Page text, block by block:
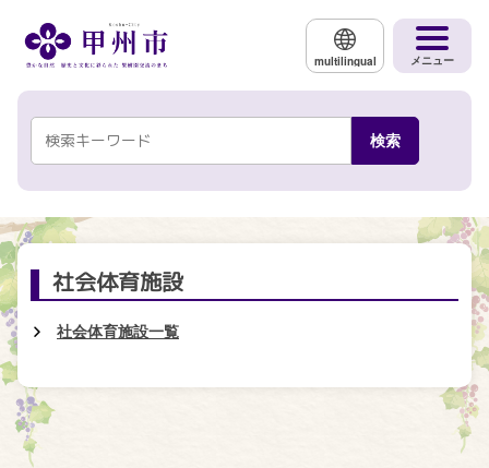
multilingual メニュー
社会体育施設
社会体育施設一覧